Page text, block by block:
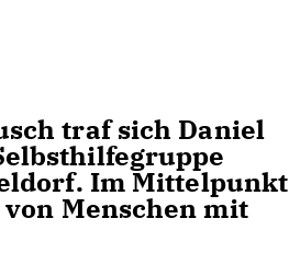
traf sich Daniel
Im Mittelpunkt
Menschen mit